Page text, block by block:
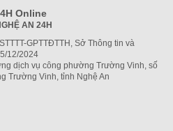
Online
AN 24H
GPTTĐTTH, Sở Thông tin và
12/2024
dịch vụ công phường Trường Vinh, số
Trường Vinh, tỉnh Nghệ An